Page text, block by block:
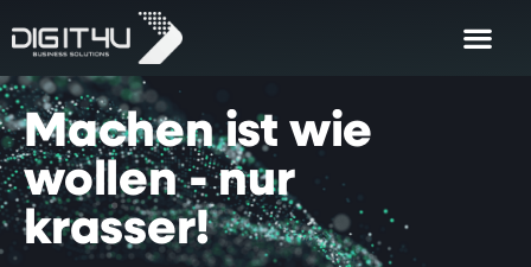
Machen ist wie
wollen - nur
krasser!